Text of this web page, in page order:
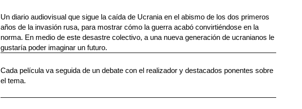
Un diario audiovisual que sigue la caída de Ucrania en el abismo de los dos primeros
años de la invasión rusa, para mostrar cómo la guerra acabó convirtiéndose en la
norma. En medio de este desastre colectivo, a una nueva generación de ucranianos le
gustaría poder imaginar un futuro.
Cada película va seguida de un debate con el realizador y destacados ponentes sobre
el tema.